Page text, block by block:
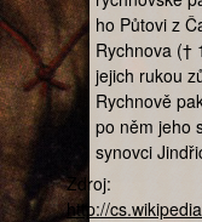
ho Půtovi z
Rychnova (†
jejich rukou
Rychnově
po něm jeho
synovci
Zdroj:
http://